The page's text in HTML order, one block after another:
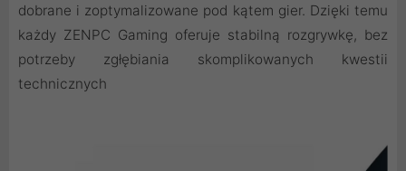
dobrane i zoptymalizowane pod kątem gier. Dzięki temu
każdy ZENPC Gaming oferuje stabilną rozgrywkę, bez
potrzeby zgłębiania skomplikowanych kwestii
technicznych